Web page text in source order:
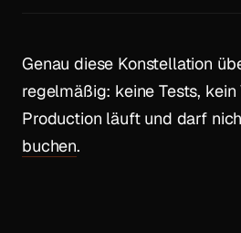
Genau diese Konstellation
regelmäßig: keine Tests, kein
Production läuft und darf
buchen.